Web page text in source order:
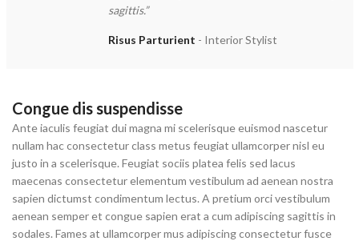
sagittis.”
Risus Parturient Interior Stylist
Congue dis suspendisse
Ante iaculis feugiat dui magna mi scelerisque euismod nascetur
nullam hac consectetur class metus feugiat ullamcorper nisl eu
justo in a scelerisque. Feugiat sociis platea felis sed lacus
maecenas consectetur elementum vestibulum ad aenean nostra
sapien dictumst condimentum lectus. A pretium orci vestibulum
aenean semper et congue sapien erat a cum adipiscing sagittis in
sodales. Fames at ullamcorper mus adipiscing consectetur fusce